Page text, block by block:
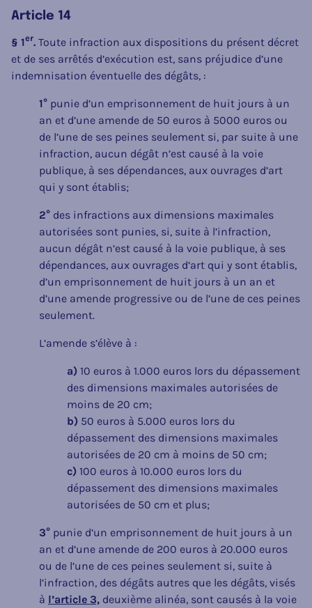
Article 14
§ 1er. Toute infraction aux dispositions du présent décret
et de ses arrêtés d’exécution est, sans préjudice d’une
indemnisation éventuelle des dégâts, :
1° punie d’un emprisonnement de huit jours à un
an et d’une amende de 50 euros à 5000 euros ou
de l’une de ses peines seulement si, par suite à une
infraction, aucun dégât n’est causé à la voie
publique, à ses dépendances, aux ouvrages d’art
qui y sont établis;
2° des infractions aux dimensions maximales
autorisées sont punies, si, suite à l’infraction,
aucun dégât n’est causé à la voie publique, à ses
dépendances, aux ouvrages d’art qui y sont établis,
d’un emprisonnement de huit jours à un an et
d’une amende progressive ou de l’une de ces peines
seulement.
L’amende s’élève à :
a) 10 euros à 1.000 euros lors du dépassement
des dimensions maximales autorisées de
moins de 20 cm;
b) 50 euros à 5.000 euros lors du
dépassement des dimensions maximales
autorisées de 20 cm à moins de 50 cm;
c) 100 euros à 10.000 euros lors du
dépassement des dimensions maximales
autorisées de 50 cm et plus;
3° punie d’un emprisonnement de huit jours à un
an et d’une amende de 200 euros à 20.000 euros
ou de l’une de ces peines seulement si, suite à
l’infraction, des dégâts autres que les dégâts, visés
à l’article 3, deuxième alinéa, sont causés à la voie